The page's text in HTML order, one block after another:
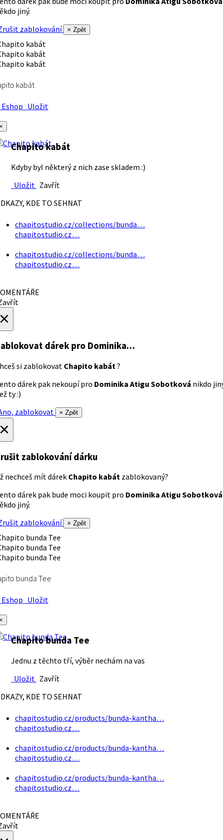
jiný.
zablokování
× Zpět
kabát
Uložit
Chapito kabát
Kdyby byl některý z nich zase skladem :)
Uložit Zavřít
KDE TO SEHNAT
chapitostudio.cz/collections/bunda…
chapitostudio.cz…
chapitostudio.cz/collections/bunda…
chapitostudio.cz…
dárek pro Dominika…
si zablokovat Chapito kabát ?
dárek pak nekoupí pro Dominika Atigu Sobotková nikdo
ty :)
zablokovat
× Zpět
zablokování dárku
nechceš mít dárek Chapito kabát zablokovaný?
dárek pak bude moci koupit pro Dominika Atigu Sobotková
jiný.
zablokování
× Zpět
bunda Tee
Uložit
Chapito bunda Tee
Jednu z těchto tří, výběr nechám na vas
Uložit Zavřít
KDE TO SEHNAT
chapitostudio.cz/products/bunda-kantha…
chapitostudio.cz…
chapitostudio.cz/products/bunda-kantha…
chapitostudio.cz…
chapitostudio.cz/products/bunda-kantha…
chapitostudio.cz…